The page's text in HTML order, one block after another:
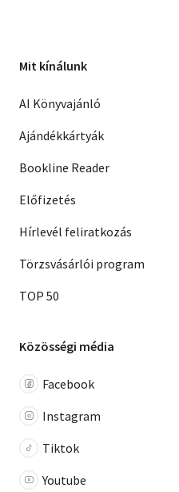
Mit kínálunk
AI Könyvajánló
Ajándékkártyák
Bookline Reader
Előfizetés
Hírlevél feliratkozás
Törzsvásárlói program
TOP 50
Közösségi média
Facebook
Instagram
Tiktok
Youtube